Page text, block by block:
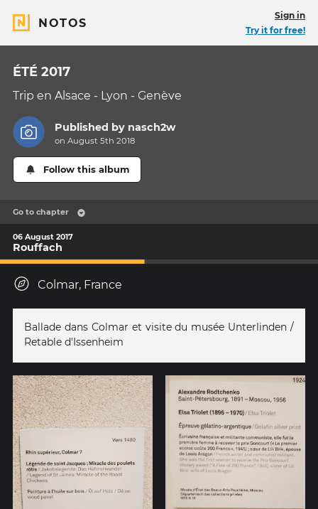
NOTOS
Sign in
Try it for free!
ÉTÉ 2017
Trip en Alsace - Lyon - Genève
Published by nasch2w
on August 5th 2018
Follow this album
Go to chapter
06 August 2017
Rouffach
Colmar, France
Ballade dans Colmar et visite du musée Unterlinden /
Retable d'Issenheim